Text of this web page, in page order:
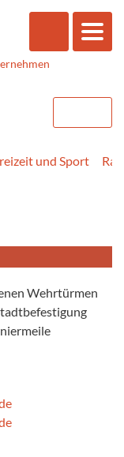
und Sport
Wehrtürmen